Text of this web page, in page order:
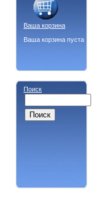
Ваша корзина
Ваша корзина пуста
Поиск